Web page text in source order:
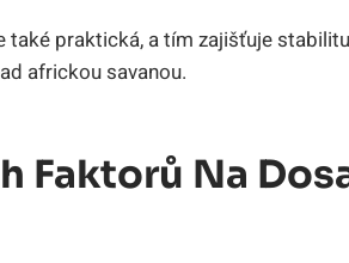
také praktická, a tím zajišťuje
africkou savanou.
Faktorů Na